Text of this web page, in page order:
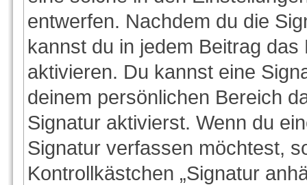
entwerfen. Nachdem du die
kannst du in jedem Beitrag das
aktivieren. Du kannst eine
deinem persönlichen Bereich
Signatur aktivierst. Wenn du
Signatur verfassen möchtest,
Kontrollkästchen „Signatur